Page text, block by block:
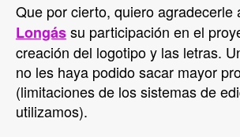
Que por cierto, quiero agradecerle
Longássu participación en el
creación del logotipo y las letras.
no les haya podido sacar mayor
(limitaciones de los sistemas de
utilizamos).